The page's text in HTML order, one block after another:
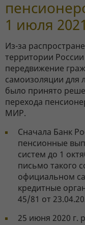
1 июля
Из-за
территории
передвижение
самоизоляции для
было принято
перехода
МИР.
Сначала Банк
пенсионные
систем до 1
письмо такого
официальном
кредитные
45/81 от
25 июня 2020 г.